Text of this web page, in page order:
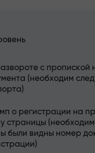
с пропиской
(необходим
о регистрации на
страницы
были видны номер